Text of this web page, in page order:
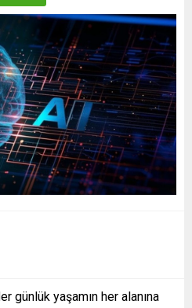
günlük yaşamın her alanına